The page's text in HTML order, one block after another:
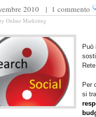
2010 | 1 commento
Online Marketing
Può
Per
si